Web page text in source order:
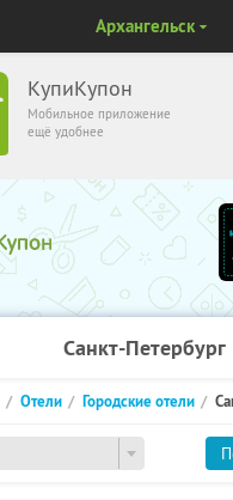
КупиКупон
Мобильное приложение
ещё удобнее
Архангельск
Санкт-Петербург
Отели Городские отели